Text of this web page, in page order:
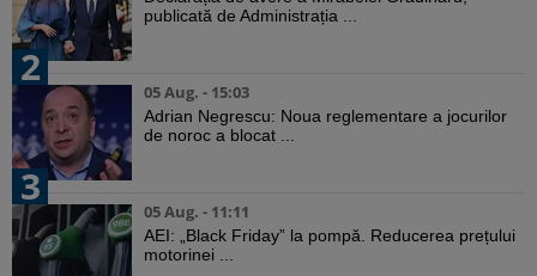
publicată de Administrația ...
2
05 Aug. - 15:03
Adrian Negrescu: Noua reglementare a jocurilor
de noroc a blocat ...
3
05 Aug. - 11:11
AEI: „Black Friday” la pompă. Reducerea prețului
motorinei ...